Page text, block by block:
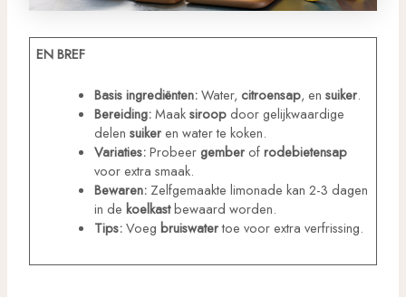
EN BREF
Basis ingrediënten:Water, citroensap, en suiker.
Bereiding:Maaksiroopdoor gelijkwaardige
delen suikeren water te koken.
Variaties:Probeergemberofrodebietensap
voor extra smaak.
Bewaren:Zelfgemaakte limonade kan 2-3 dagen
in de koelkastbewaard worden.
Tips:Voeg bruiswatertoe voor extra verfrissing.